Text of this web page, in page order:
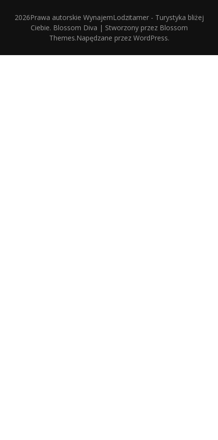
2026Prawa autorskie WynajemLodzitamer - Turystyka bliżej
Ciebie. Blossom Diva | Stworzony przez Blossom
Themes.Napędzane przez WordPress.